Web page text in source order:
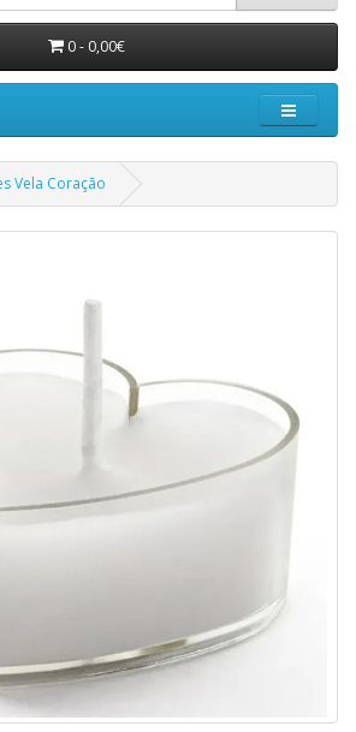
0 - 0,00€
Vela Coração